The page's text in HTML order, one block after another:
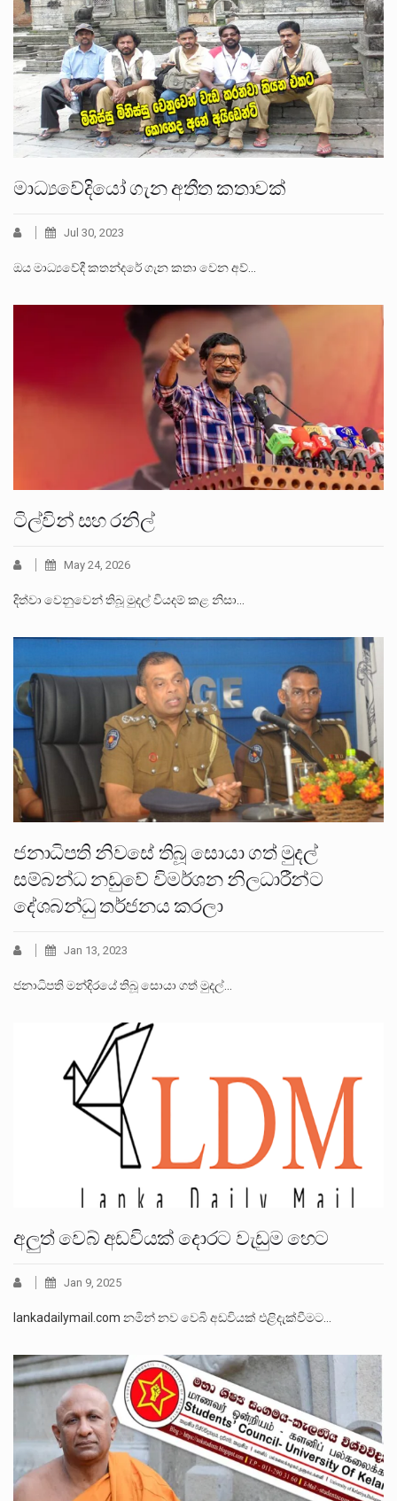
මාධ්‍යවේදියෝ ගැන අතීත කතාවක්
Jul 30, 2023
ඔය මාධ්‍යවේදී කතන්දරේ ගැන කතා වෙන අව්…
ටිල්වින් සහ රනිල්
May 24, 2026
දිත්වා වෙනුවෙන් තිබූ මුදල් වියදම් කළ නිසා…
ජනාධිපති නිවසේ තිබූ සොයා ගත් මුදල්
සම්බන්ධ නඩුවේ විමර්ශන නිලධාරීන්ට
දේශබන්ධු තර්ජනය කරලා
Jan 13, 2023
ජනාධිපති මන්දිරයේ තිබූ සොයා ගත් මුදල්…
අලුත් වෙබ් අඩවියක් දොරට වැඩුම හෙට
Jan 9, 2025
lankadailymail.com නමින් නව වෙබි අඩවියක් එළිදැක්වීමට…